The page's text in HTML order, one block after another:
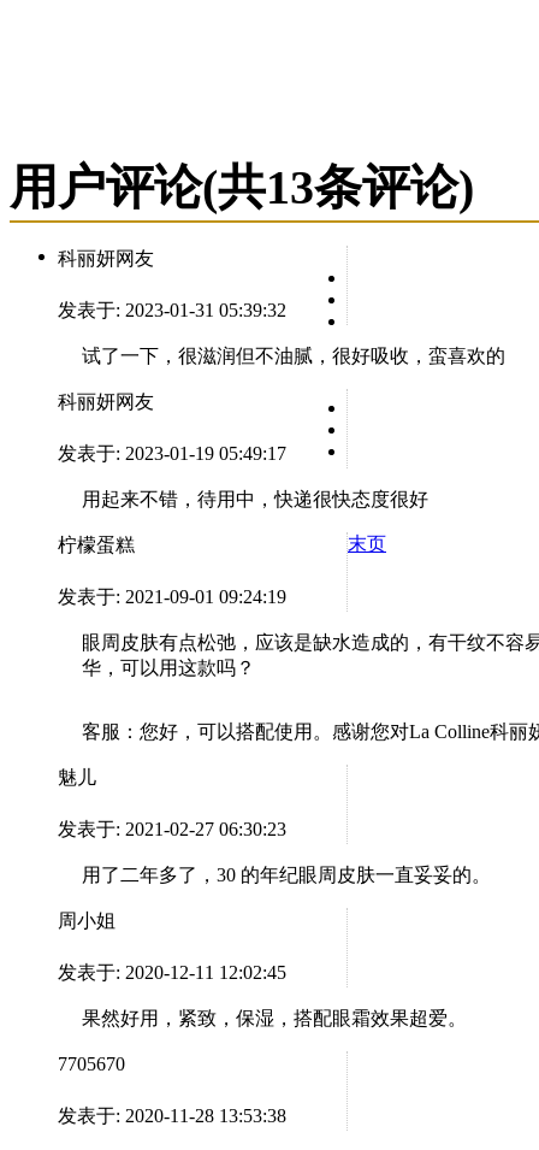
用户评论(共13条评论)
科丽妍网友
发表于: 2023-01-31 05:39:32
试了一下，很滋润但不油腻，很好吸收，蛮喜欢的
科丽妍网友
发表于: 2023-01-19 05:49:17
用起来不错，待用中，快递很快态度很好
柠檬蛋糕
发表于: 2021-09-01 09:24:19
眼周皮肤有点松弛，应该是缺水造成的，有干纹不
华，可以用这款吗？
客服： 您好，可以搭配使用。感谢您对La Colline科
魅儿
发表于: 2021-02-27 06:30:23
用了二年多了，30 的年纪眼周皮肤一直妥妥的。
周小姐
发表于: 2020-12-11 12:02:45
果然好用，紧致，保湿，搭配眼霜效果超爱。
7705670
发表于: 2020-11-28 13:53:38
末页